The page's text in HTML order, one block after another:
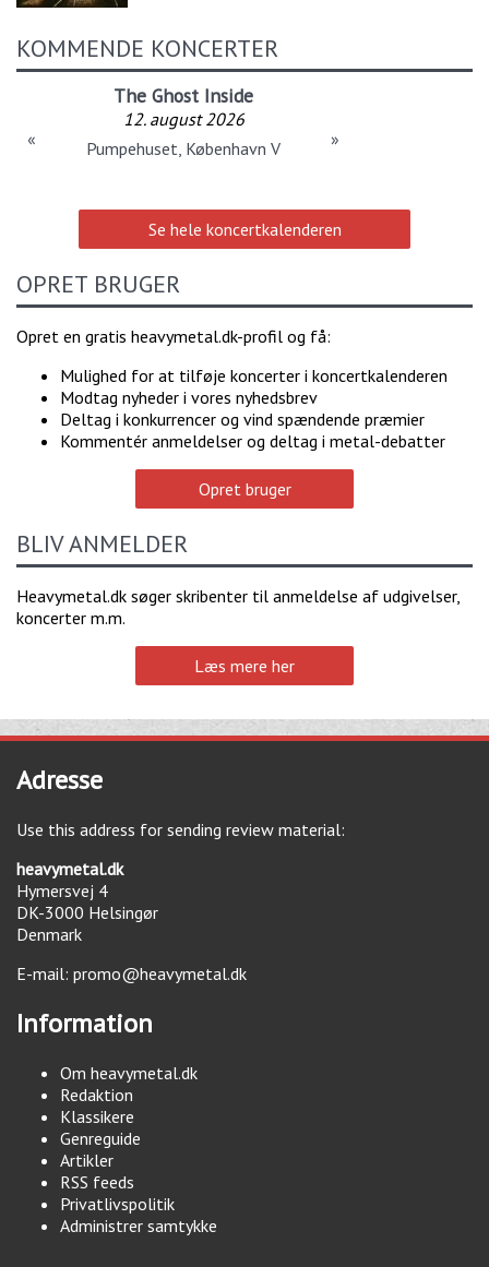
KOMMENDE KONCERTER
The Ghost Inside
12. august 2026
Pumpehuset, København V
« »
Se hele koncertkalenderen
OPRET BRUGER
Opret en gratis heavymetal.dk-profil og få:
Mulighed for at tilføje koncerter i koncertkalenderen
Modtag nyheder i vores nyhedsbrev
Deltag i konkurrencer og vind spændende præmier
Kommentér anmeldelser og deltag i metal-debatter
Opret bruger
BLIV ANMELDER
Heavymetal.dk søger skribenter til anmeldelse af udgivelser,
koncerter m.m.
Læs mere her
Adresse
Use this address for sending review material:
heavymetal.dk
Hymersvej 4
DK-3000 Helsingør
Denmark
E-mail: promo@heavymetal.dk
Information
Om heavymetal.dk
Redaktion
Klassikere
Genreguide
Artikler
RSS feeds
Privatlivspolitik
Administrer samtykke